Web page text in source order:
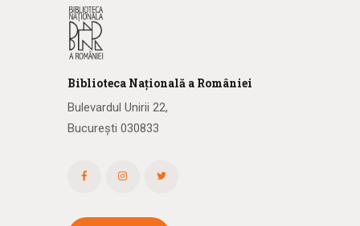
Biblioteca Națională a României
Bulevardul Unirii 22,
București 030833